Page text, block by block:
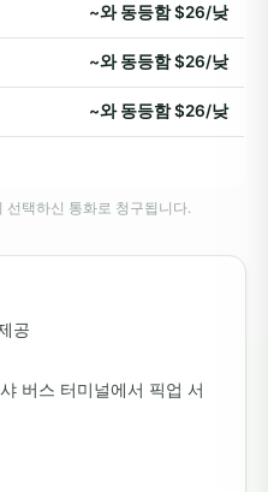
~와 동등함 $26/낮
~와 동등함 $26/낮
~와 동등함 $26/낮
선택하신 통화로 청구됩니다.
공
버스 터미널에서 픽업 서